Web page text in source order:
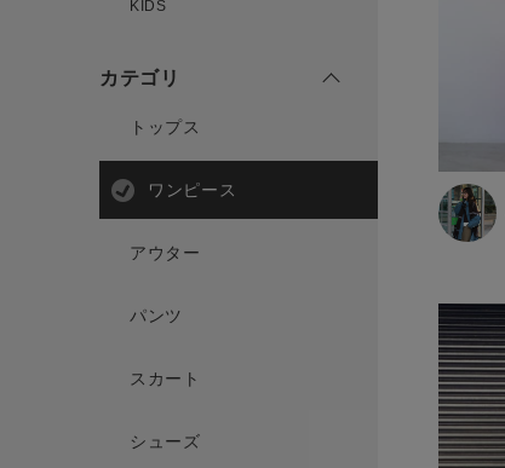
KIDS
カテゴリ
トップス
ワンピース
アウター
パンツ
スカート
シューズ